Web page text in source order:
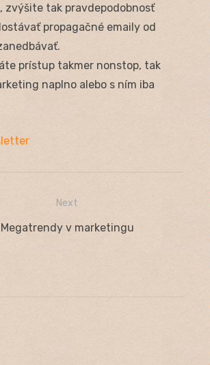
zvýšite tak pravdepodobnosť
propagačné emaily od
prístup takmer nonstop, tak
naplno alebo s ním iba
Next
Next
Megatrendy v marketingu